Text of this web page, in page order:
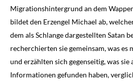
Migrationshintergrund an dem
bildet den Erzengel Michael ab,
dem als Schlange dargestellten Satan
recherchierten sie gemeinsam, was es
und erzählten sich gegenseitig, was sie
Informationen gefunden haben,